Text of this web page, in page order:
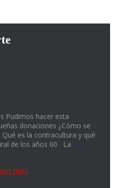
Pudimos hacer esta
donaciones ¿Cómo se
es la contracultura y qué
de los años 60 La Leer